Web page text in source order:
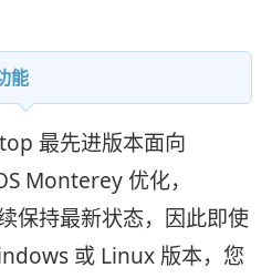
能
最先进版本面向
Monterey 优化，
保持最新状态，因此即使
或 Linux 版本，您